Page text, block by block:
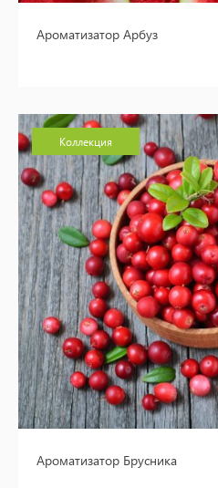
Ароматизатор Арбуз
Коллекция
Ароматизатор Брусника